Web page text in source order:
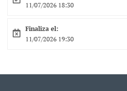
11/07/2026 18:30
Finaliza el:
11/07/2026 19:30